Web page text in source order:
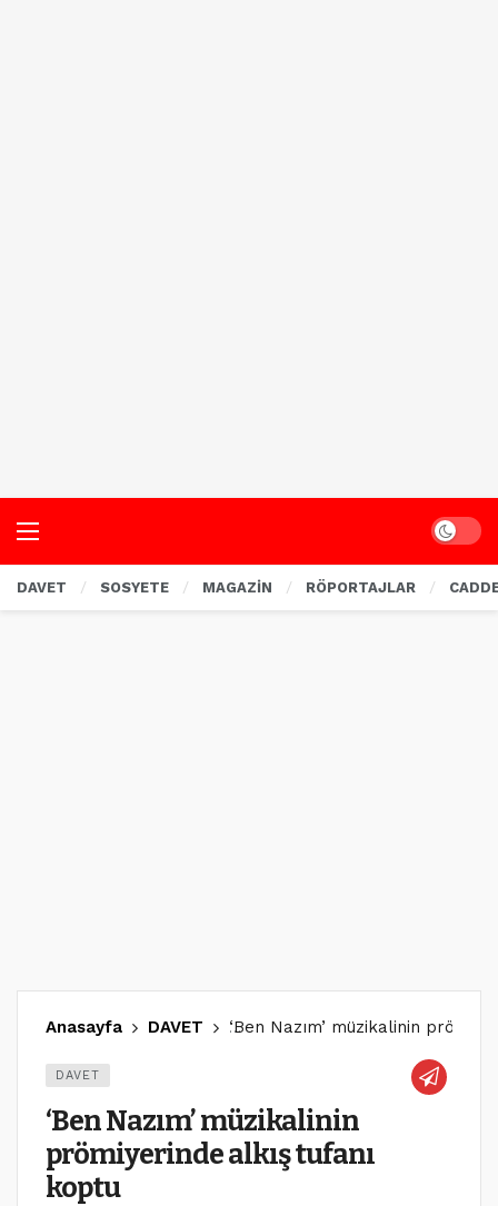
Dark
DAVET SOSYETE MAGAZİN RÖPORTAJLAR
Anasayfa DAVET ‘Ben Nazım’ müzikalinin
DAVET
‘Ben Nazım’ müzikalinin
prömiyerinde alkış tufanı
koptu